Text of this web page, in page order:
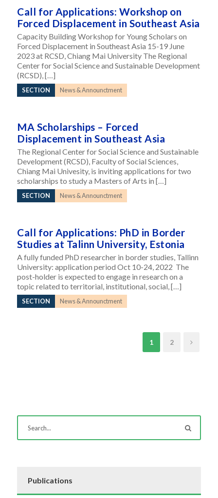
Call for Applications: Workshop on
Forced Displacement in Southeast Asia
Capacity Building Workshop for Young Scholars on
Forced Displacement in Southeast Asia 15-19 June
2023 at RCSD, Chiang Mai University The Regional
Center for Social Science and Sustainable Development
(RCSD), […]
SECTION News & Announctment
MA Scholarships – Forced
Displacement in Southeast Asia
The Regional Center for Social Science and Sustainable
Development (RCSD), Faculty of Social Sciences,
Chiang Mai Univesity, is inviting applications for two
scholarships to study a Masters of Arts in […]
SECTION News & Announctment
Call for Applications: PhD in Border
Studies at Talinn University, Estonia
A fully funded PhD researcher in border studies, Tallinn
University: application period Oct 10-24, 2022 The
post-holder is expected to engage in research on a
topic related to territorial, institutional, social, […]
SECTION News & Announctment
1 2
Publications